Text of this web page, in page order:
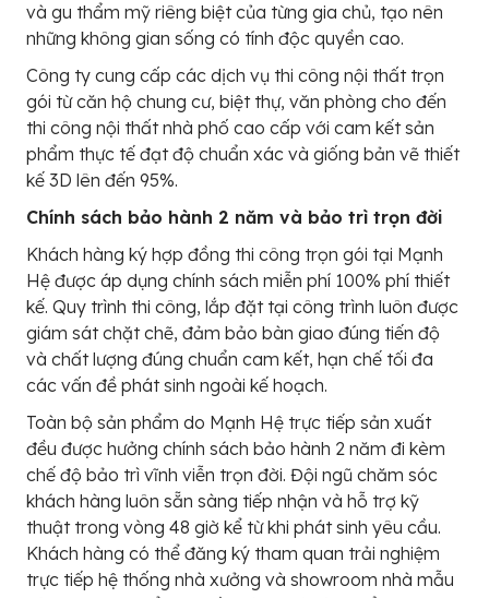
và gu thẩm mỹ riêng biệt của từng gia chủ, tạo nên
những không gian sống có tính độc quyền cao.
Công ty cung cấp các dịch vụ thi công nội thất trọn
gói từ căn hộ chung cư, biệt thự, văn phòng cho đến
thi công nội thất nhà phố cao cấp với cam kết sản
phẩm thực tế đạt độ chuẩn xác và giống bản vẽ thiết
kế 3D lên đến 95%.
Chính sách bảo hành 2 năm và bảo trì trọn đời
Khách hàng ký hợp đồng thi công trọn gói tại Mạnh
Hệ được áp dụng chính sách miễn phí 100% phí thiết
kế. Quy trình thi công, lắp đặt tại công trình luôn được
giám sát chặt chẽ, đảm bảo bàn giao đúng tiến độ
và chất lượng đúng chuẩn cam kết, hạn chế tối đa
các vấn đề phát sinh ngoài kế hoạch.
Toàn bộ sản phẩm do Mạnh Hệ trực tiếp sản xuất
đều được hưởng chính sách bảo hành 2 năm đi kèm
chế độ bảo trì vĩnh viễn trọn đời. Đội ngũ chăm sóc
khách hàng luôn sẵn sàng tiếp nhận và hỗ trợ kỹ
thuật trong vòng 48 giờ kể từ khi phát sinh yêu cầu.
Khách hàng có thể đăng ký tham quan trải nghiệm
trực tiếp hệ thống nhà xưởng và showroom nhà mẫu